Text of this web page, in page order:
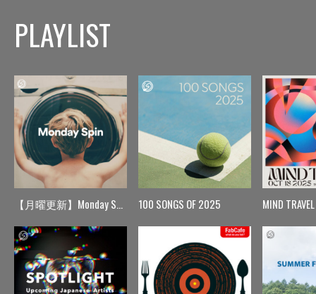
PLAYLIST
【月曜更新】Monday Spin 100 SONGS OF 2025 MIND TRAVEL